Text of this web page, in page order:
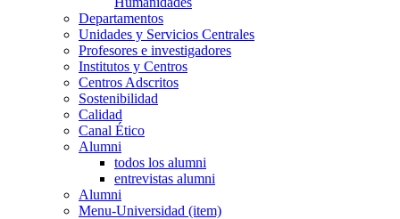
Departamentos
Unidades y Servicios Centrales
Profesores e investigadores
Institutos y Centros
Centros Adscritos
Sostenibilidad
Calidad
Canal Ético
Alumni
todos los alumni
entrevistas alumni
Alumni
Menu-Universidad (item)